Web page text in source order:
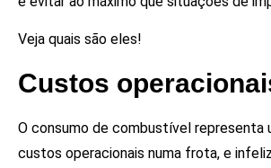
Veja quais são eles!
Custos
O consumo de combustível representa
custos operacionais numa frota, e